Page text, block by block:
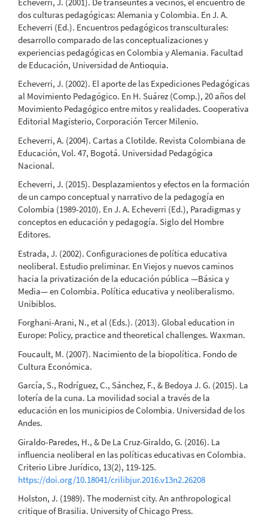
dos culturas pedagógicas: Alemania y Colombia. En J. A.
Echeverri (Ed.). Encuentros pedagógicos transculturales:
desarrollo comparado de las conceptualizaciones y
experiencias pedagógicas en Colombia y Alemania. Facultad
de Educación, Universidad de Antioquia.
Echeverri, J. (2002). El aporte de las Expediciones Pedagógicas
al Movimiento Pedagógico. En H. Suárez (Comp.), 20 años del
Movimiento Pedagógico entre mitos y realidades. Cooperativa
Editorial Magisterio, Corporación Tercer Milenio.
Echeverri, A. (2004). Cartas a Clotilde. Revista Colombiana de
Educación, Vol. 47, Bogotá. Universidad Pedagógica
Nacional.
Echeverri, J. (2015). Desplazamientos y efectos en la formación
de un campo conceptual y narrativo de la pedagogía en
Colombia (1989-2010). En J. A. Echeverri (Ed.), Paradigmas y
conceptos en educación y pedagogía. Siglo del Hombre
Editores.
Estrada, J. (2002). Configuraciones de política educativa
neoliberal. Estudio preliminar. En Viejos y nuevos caminos
hacia la privatización de la educación pública —Básica y
Media— en Colombia. Política educativa y neoliberalismo.
Unibiblos.
Forghani-Arani, N., et al (Eds.). (2013). Global education in
Europe: Policy, practice and theoretical challenges. Waxman.
Foucault, M. (2007). Nacimiento de la biopolítica. Fondo de
Cultura Económica.
García, S., Rodríguez, C., Sánchez, F., & Bedoya J. G. (2015). La
lotería de la cuna. La movilidad social a través de la
educación en los municipios de Colombia. Universidad de los
Andes.
Giraldo-Paredes, H., & De La Cruz-Giraldo, G. (2016). La
influencia neoliberal en las políticas educativas en Colombia.
Criterio Libre Jurídico, 13(2), 119-125.
https://doi.org/10.18041/crilibjur.2016.v13n2.26208
Holston, J. (1989). The modernist city. An anthropological
critique of Brasilia. University of Chicago Press.